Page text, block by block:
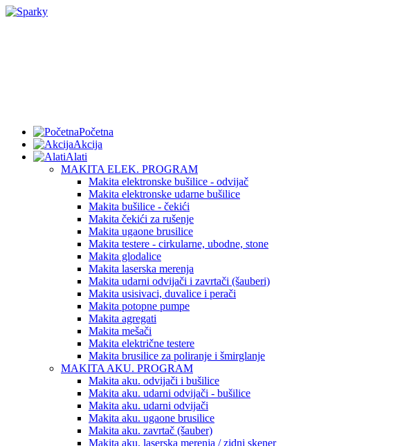
Početna
Akcija
Alati
MAKITA ELEK. PROGRAM
Makita elektronske bušilice - odvijač
Makita elektronske udarne bušilice
Makita bušilice - čekići
Makita čekići za rušenje
Makita ugaone brusilice
Makita testere - cirkularne, ubodne, stone
Makita glodalice
Makita laserska merenja
Makita udarni odvijači i zavrtači (šauberi)
Makita usisivaci, duvalice i perači
Makita potopne pumpe
Makita agregati
Makita mešači
Makita električne testere
Makita brusilice za poliranje i šmirglanje
MAKITA AKU. PROGRAM
Makita aku. odvijači i bušilice
Makita aku. udarni odvijači - bušilice
Makita aku. udarni odvijači
Makita aku. ugaone brusilice
Makita aku. zavrtač (šauber)
Makita aku. laserska merenja / zidni skener